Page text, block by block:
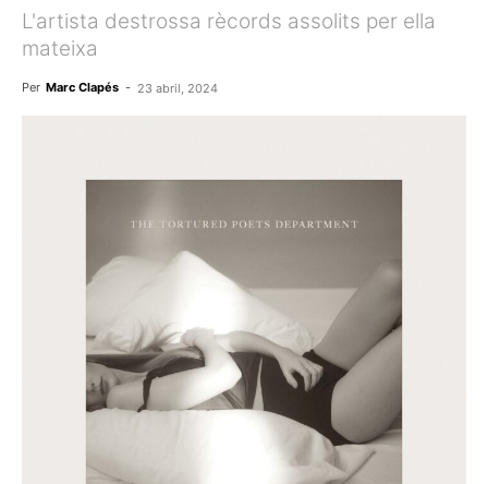
L'artista destrossa rècords assolits per ella
mateixa
Per Marc Clapés - 23 abril, 2024